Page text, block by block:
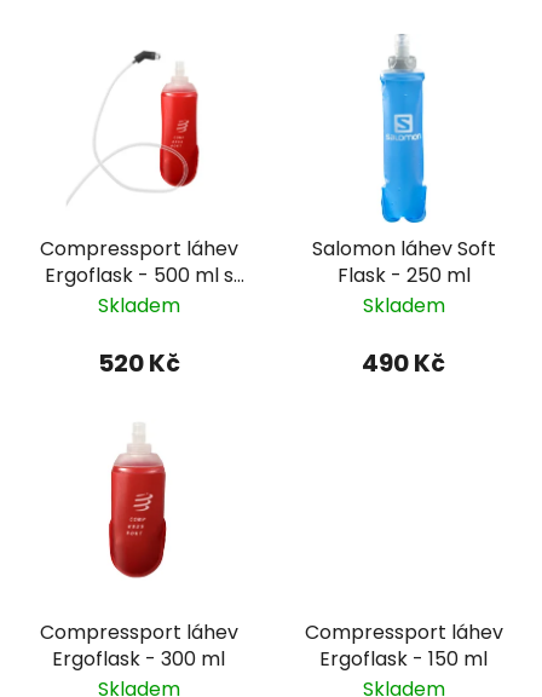
Compressport láhev
Ergoflask - 500 ml s
hadičkou
Skladem
520 Kč
Salomon láhev Soft
Flask - 250 ml
Skladem
490 Kč
Compressport láhev
Ergoflask - 300 ml
Skladem
Compressport láhev
Ergoflask - 150 ml
Skladem